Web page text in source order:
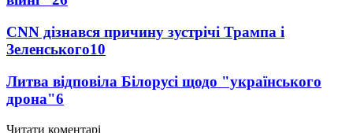
CNN дізнався причину зустрічі Трампа і
Зеленського10
Литва відповіла Білорусі щодо "українського
дрона"6
Читати коментарі